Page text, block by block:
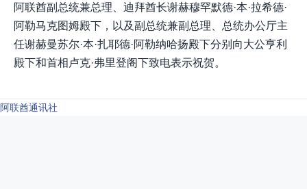
阿联酋副总统兼总理、迪拜酋长谢赫穆罕默德·本·拉希德·
阿勒马克图姆殿下，以及副总统兼副总理、总统办公厅主
任谢赫曼苏尔·本·扎耶德·阿勒纳哈扬殿下分别向大公亨利
殿下和首相卢克·弗里登阁下致电表示祝贺。
阿联酋通讯社